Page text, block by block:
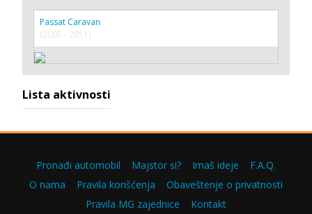
Passat Caravan
(2005 - 2011)
Lista aktivnosti
Pronađi automobil Majstor si? Imaš ideje
F.A.Q.
O nama
Pravila korišćenja
Obaveštenje o privatnosti
Pravila MG zajednice
Kontakt